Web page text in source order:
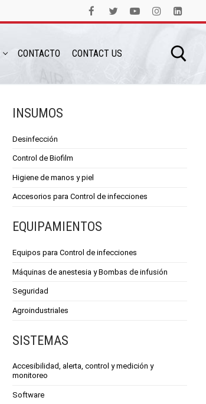
CONTACTO CONTACT US
INSUMOS
Desinfección
Control de Biofilm
Higiene de manos y piel
Accesorios para Control de infecciones
EQUIPAMIENTOS
Equipos para Control de infecciones
Máquinas de anestesia y Bombas de infusión
Seguridad
Agroindustriales
SISTEMAS
Accesibilidad, alerta, control y medición y
monitoreo
Software